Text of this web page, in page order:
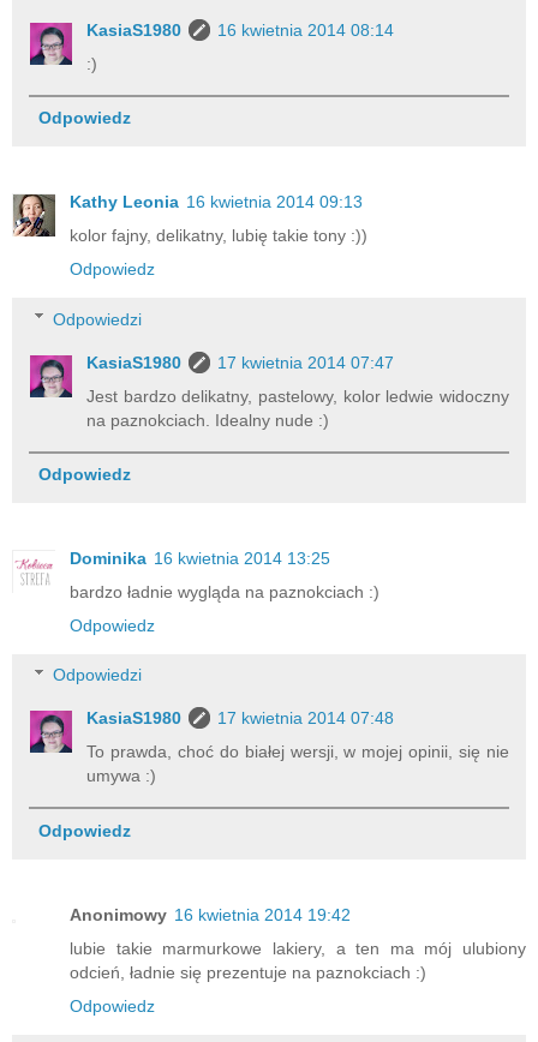
KasiaS1980
16 kwietnia 2014 08:14
:)
Odpowiedz
Kathy Leonia 16 kwietnia 2014 09:13
kolor fajny, delikatny, lubię takie tony :))
Odpowiedz
Odpowiedzi
KasiaS1980
17 kwietnia 2014 07:47
Jest bardzo delikatny, pastelowy, kolor ledwie widoczny
na paznokciach. Idealny nude :)
Odpowiedz
Dominika 16 kwietnia 2014 13:25
bardzo ładnie wygląda na paznokciach :)
Odpowiedz
Odpowiedzi
KasiaS1980
17 kwietnia 2014 07:48
To prawda, choć do białej wersji, w mojej opinii, się nie
umywa :)
Odpowiedz
Anonimowy 16 kwietnia 2014 19:42
lubie takie marmurkowe lakiery, a ten ma mój ulubiony
odcień, ładnie się prezentuje na paznokciach :)
Odpowiedz